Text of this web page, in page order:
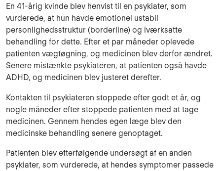
En 41-årig kvinde blev henvist til en psykiater, som
vurderede, at hun havde emotionel ustabil
personlighedsstruktur (borderline) og iværksatte
behandling for dette. Efter et par måneder oplevede
patienten vægtøgning, og medicinen blev derfor ændret.
Senere mistænkte psykiateren, at patienten også havde
ADHD, og medicinen blev justeret derefter.
Kontakten til psykiateren stoppede efter godt et år, og
nogle måneder efter stoppede patienten med at tage
medicinen. Gennem hendes egen læge blev den
medicinske behandling senere genoptaget.
Patienten blev efterfølgende undersøgt af en anden
psykiater, som vurderede, at hendes symptomer passede